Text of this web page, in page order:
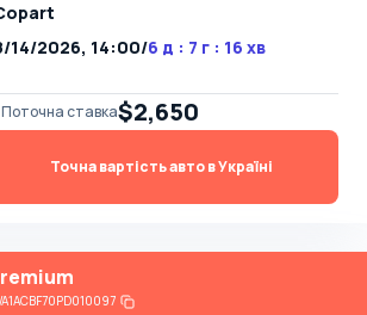
14/2026, 14:00/6 д : 7 г : 16 хв
Поточна ставка$2,650
Точна вартість авто в Україні